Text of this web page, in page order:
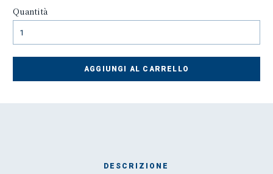
Quantità
AGGIUNGI AL CARRELLO
DESCRIZIONE